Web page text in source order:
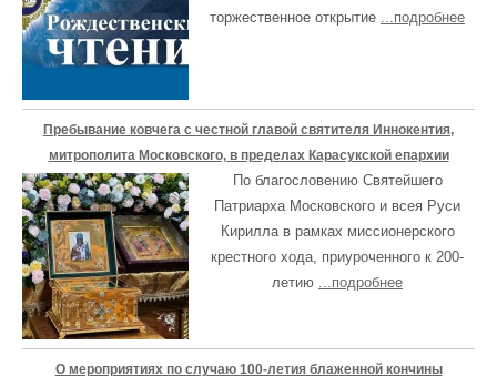
торжественное открытие ...подробнее
Пребывание ковчега с честной главой святителя Иннокентия,
митрополита Московского, в пределах Карасукской епархии
По благословению Святейшего
Патриарха Московского и всея Руси
Кирилла в рамках миссионерского
крестного хода, приуроченного к 200-
летию ...подробнее
О мероприятиях по случаю 100-летия блаженной кончины